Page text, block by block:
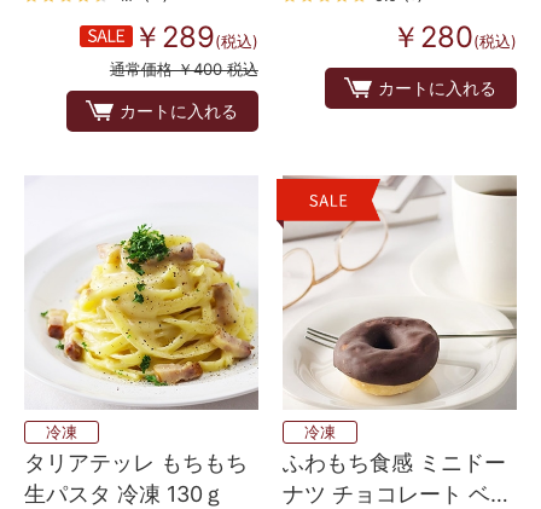
￥289(税込)
通常価格 ￥400 税込
カートに入れる
￥280(税込)
カートに入れる
冷凍
タリアテッレ もちもち
生パスタ 冷凍 130ｇ
冷凍
ふわもち食感 ミニドー
ナツ チョコレート ベル